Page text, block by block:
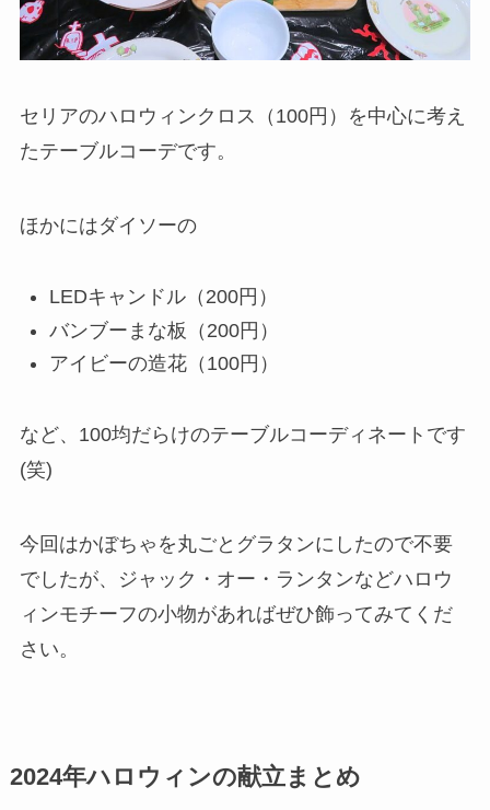
セリアのハロウィンクロス（100円）を中心に考え
たテーブルコーデです。
ほかにはダイソーの
LEDキャンドル（200円）
バンブーまな板（200円）
アイビーの造花（100円）
など、100均だらけのテーブルコーディネートです
(笑)
今回はかぼちゃを丸ごとグラタンにしたので不要
でしたが、ジャック・オー・ランタンなどハロウ
ィンモチーフの小物があればぜひ飾ってみてくだ
さい。
2024年ハロウィンの献立まとめ